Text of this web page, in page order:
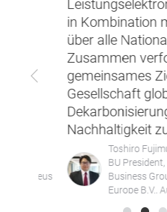
Zurück
in Kombination mit
über alle
Zusammen
gemeinsames Ziel,
Gesellschaft global
Dekarbonisierung
Nachhaltigkeit zu
Toshiro Fujimura,
BU President,
Business Group
Europe B.V.,